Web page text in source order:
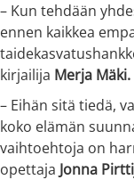
– Kun tehdään
ennen kaikkea
kirjailija Merja Mäki.
– Eihän sitä tiedä,
koko elämän
vaihtoehtoja on
opettaja Jonna